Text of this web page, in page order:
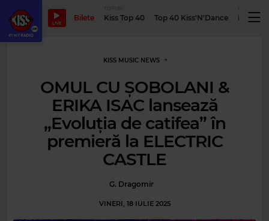
LIVE
Bilete Kiss Top 40 Top 40 Kiss'N'Dance
KISS MUSIC NEWS
OMUL CU ȘOBOLANI &
ERIKA ISAC lansează
„Evoluția de catifea” în
premieră la ELECTRIC
CASTLE
G. Dragomir
VINERI, 18 IULIE 2025